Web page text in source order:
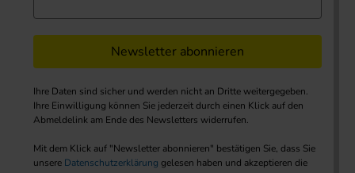
Newsletter abonnieren
Ihre Daten sind sicher und werden nicht an Dritte weitergegeben.
Ihre Einwilligung können Sie jederzeit durch einen Klick auf den
Abmeldelink am Ende des Newsletters widerrufen.
Mit dem Klick auf "Newsletter abonnieren" bestätigen Sie, dass Sie
unsere Datenschutzerklärung gelesen haben und akzeptieren die